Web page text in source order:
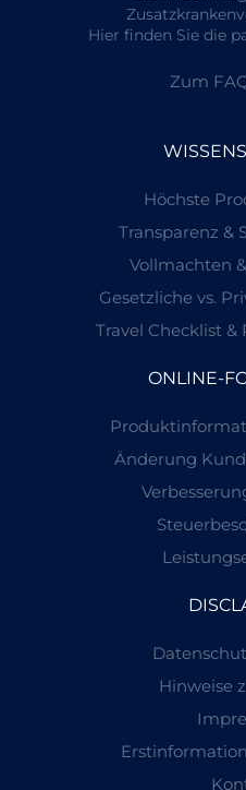
Hier finden Sie die
Zum
Höchste
Transparenz &
Vollmachten
Gesetzliche vs.
Travel Checklist
ONLINE-
Änderung
Hinweise
Erstinformation